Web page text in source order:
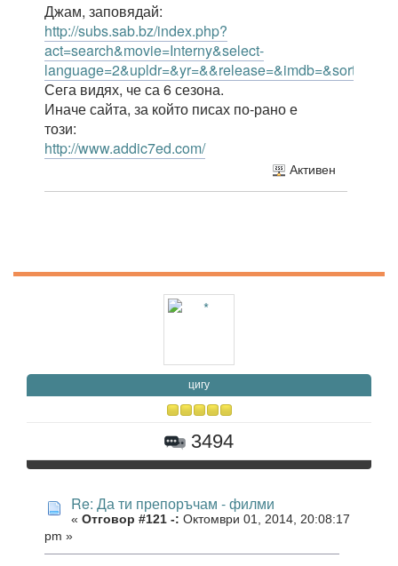
Джам, заповядай:
http://subs.sab.bz/index.php?
act=search&movie=Interny&select-
Сега видях, че са 6 сезона.
Иначе сайта, за който писах по-рано е
този:
http://www.addic7ed.com/
Активен
цигу
3494
Re: Да ти препоръчам - филми
« Отговор #121 -: Октомври 01, 2014, 20:08:17
pm »